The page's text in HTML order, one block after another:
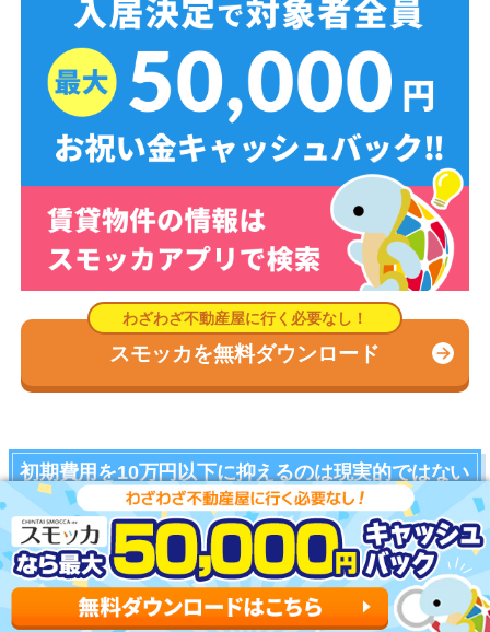
スモッカを無料ダウンロード
初期費用を10万円以下に抑えるのは現実的ではない
家賃6万円の場合は最低でも約14万円が必要
家賃(翌月分)